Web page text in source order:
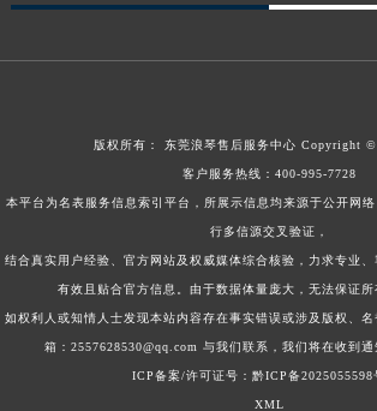
版权所有： 东莞浪琴售后服务中心 Copyright ©
客户服务热线： 400-995-7728
本平台为名表服务信息索引平台，所展示信息均来源于公开网
行多信源交叉验证，
结合真实用户经验、官方网站及权威媒体综合核验，力求专业
有效且贴合官方信息。由于数据体量庞大，无法保证所
如权利人或知情人士发现本站内容存在事实错误或涉及版权、
箱：2557628530@qq.com 与我们联系，我们将在收到通
ICP备案/许可证号：黔ICP备2025055598
XML